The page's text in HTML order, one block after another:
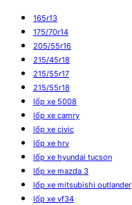
165r13
175/70r14
205/55r16
215/45r18
215/55r17
215/55r18
lốp xe 5008
lốp xe camry
lốp xe civic
lốp xe hrv
lốp xe hyundai tucson
lốp xe mazda 3
lốp xe mitsubishi outlander
lốp xe vf34